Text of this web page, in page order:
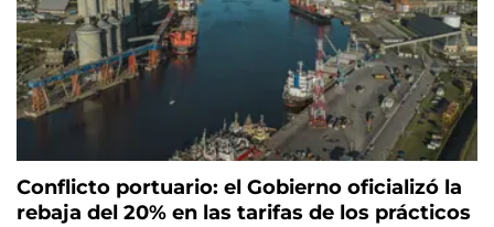
Conflicto portuario: el Gobierno oficializó la
rebaja del 20% en las tarifas de los prácticos